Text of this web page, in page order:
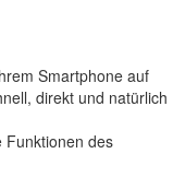
Smartphone auf
direkt und natürlich
Funktionen des